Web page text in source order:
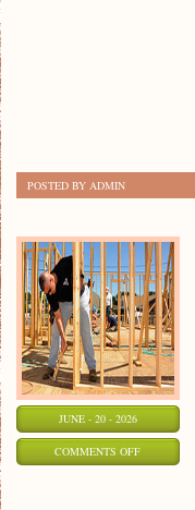
POSTED BY ADMIN
JUNE - 20 - 2026
COMMENTS OFFON